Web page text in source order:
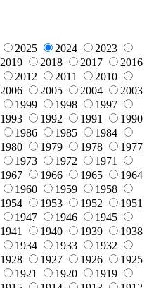
2025 2024
2023
2019 2018 2017
2016
2012 2011
2010
2006 2005 2004
2003
1999 1998
1997
1993 1992 1991
1990
1986 1985
1984
1980 1979 1978
1977
1973 1972
1971
1967 1966 1965
1964
1960 1959
1958
1954 1953 1952
1951
1947 1946
1945
1941 1940 1939
1938
1934 1933
1932
1928 1927 1926
1925
1921 1920
1919